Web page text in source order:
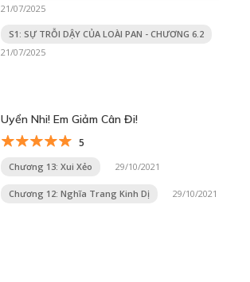
21/07/2025
S1: SỰ TRỖI DẬY CỦA LOÀI PAN - CHƯƠNG 6.2
21/07/2025
Uyển Nhi! Em Giảm Cân Đi!
5
Chương 13: Xui Xẻo 29/10/2021
Chương 12: Nghĩa Trang Kinh Dị 29/10/2021